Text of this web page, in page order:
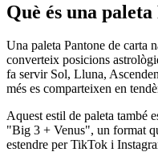
Què és una
Una paleta Pantone de carta
converteix posicions
fa servir Sol, Lluna,
més es comparteixen en
Aquest estil de paleta també
"Big 3 + Venus", un format
estendre per TikTok i